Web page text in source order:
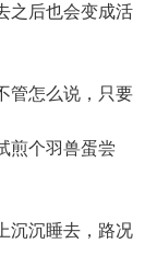
之后也会变成活
怎么说，只要
煎个羽兽蛋尝
沉睡去，路况